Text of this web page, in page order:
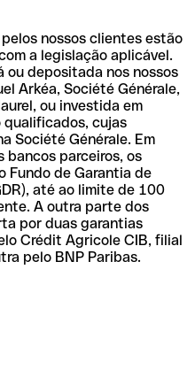
nossos clientes estão
a legislação aplicável.
ou depositada nos nossos
Arkéa, Société Générale,
ou investida em
qualificados, cujas
Société Générale. Em
bancos parceiros, os
Fundo de Garantia de
até ao limite de 100
A outra parte dos
por duas garantias
Crédit Agricole CIB, filial
pelo BNP Paribas.